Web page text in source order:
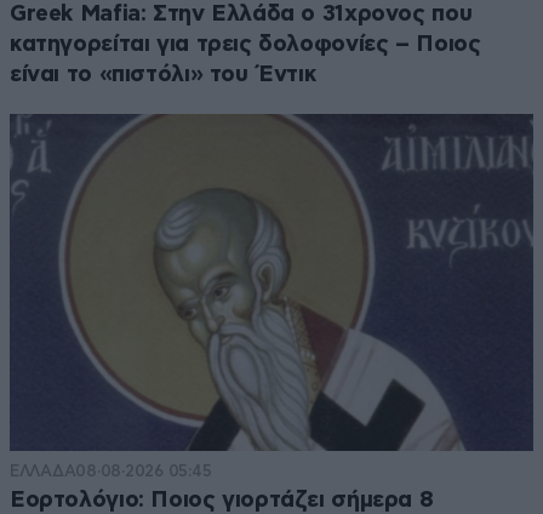
Greek Mafia: Στην Ελλάδα ο 31χρονος που
κατηγορείται για τρεις δολοφονίες – Ποιος
είναι το «πιστόλι» του Έντικ
ΕΛΛΑΔΑ08·08·2026 05:45
Εορτολόγιο: Ποιος γιορτάζει σήμερα 8